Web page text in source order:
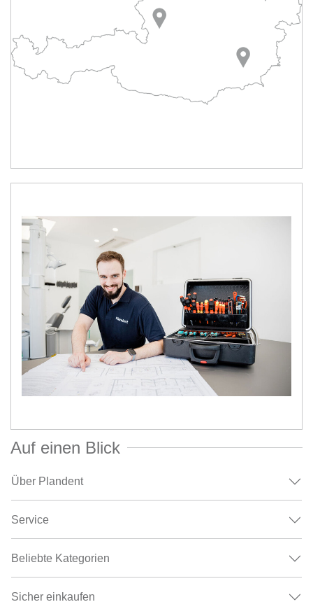
Auf einen Blick
Über Plandent
Service
Beliebte Kategorien
Sicher einkaufen